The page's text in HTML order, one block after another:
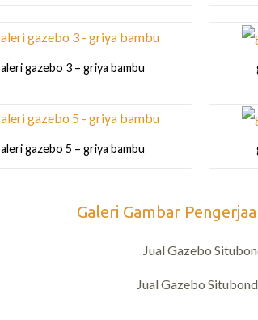
gazebo 3 – griya bambu
gazebo 5 – griya bambu
Galeri Gambar
Jual Gazebo